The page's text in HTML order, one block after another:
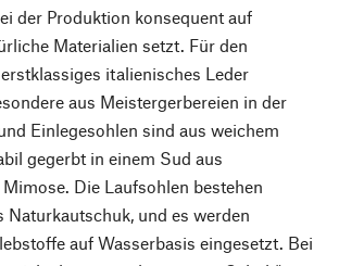
der Produktion konsequent auf
Materialien setzt. Für den
italienisches Leder
aus Meistergerbereien in der
Einlegesohlen sind aus weichem
gegerbt in einem Sud aus
Die Laufsohlen bestehen
Naturkautschuk, und es werden
auf Wasserbasis eingesetzt. Bei